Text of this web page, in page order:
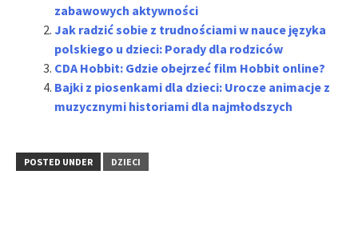
zabawowych aktywności
Jak radzić sobie z trudnościami w nauce języka
polskiego u dzieci: Porady dla rodziców
CDA Hobbit: Gdzie obejrzeć film Hobbit online?
Bajki z piosenkami dla dzieci: Urocze animacje z
muzycznymi historiami dla najmłodszych
POSTED UNDER DZIECI